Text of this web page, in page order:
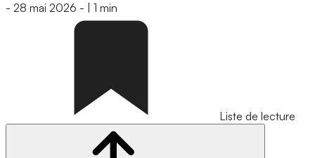
- 28 mai 2026 - 1 min
Liste de lecture